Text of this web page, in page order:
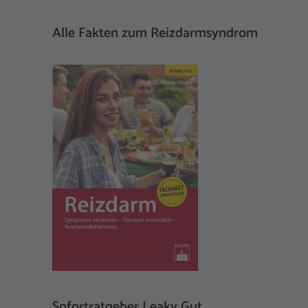
Alle Fakten zum Reizdarmsyndrom